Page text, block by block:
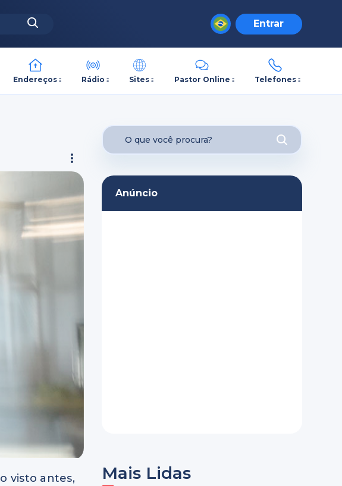
Entrar
Endereços Rádio Sites Pastor Online Telefones
visto antes,
Anúncio
Mais Lidas